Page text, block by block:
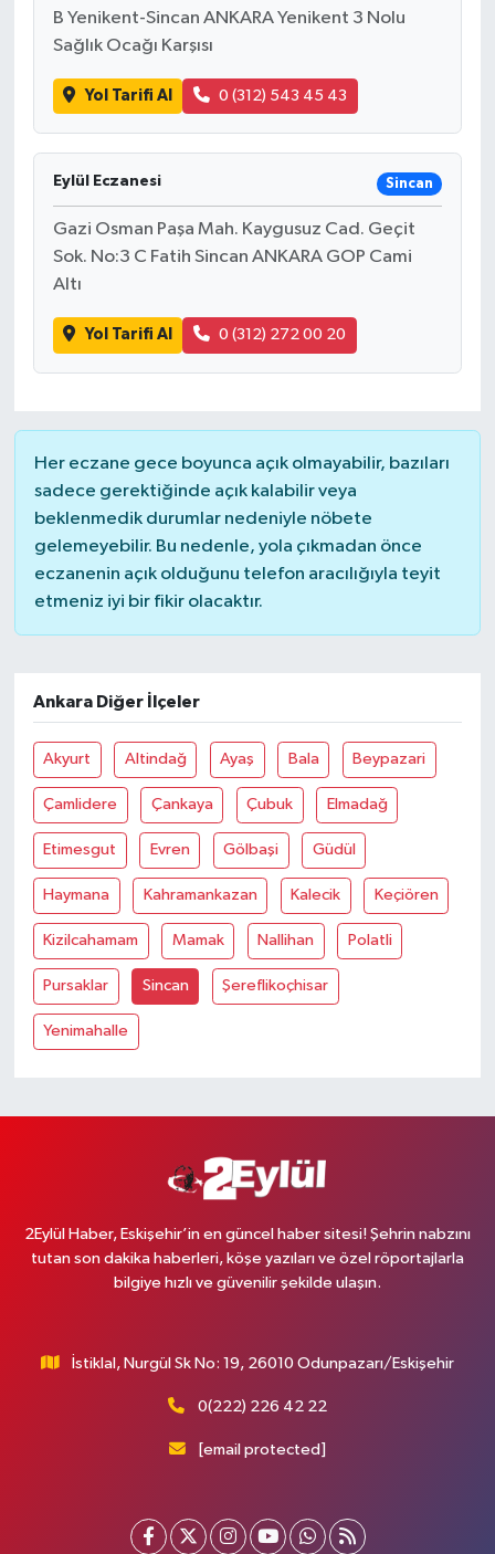
B Yenikent-Sincan ANKARA Yenikent 3 Nolu
Sağlık Ocağı Karşısı
Yol Tarifi Al 0 (312) 543 45 43
Eylül Eczanesi Sincan
Gazi Osman Paşa Mah. Kaygusuz Cad. Geçit
Sok. No:3 C Fatih Sincan ANKARA GOP Cami
Altı
Yol Tarifi Al 0 (312) 272 00 20
Her eczane gece boyunca açık olmayabilir, bazıları
sadece gerektiğinde açık kalabilir veya
beklenmedik durumlar nedeniyle nöbete
gelemeyebilir. Bu nedenle, yola çıkmadan önce
eczanenin açık olduğunu telefon aracılığıyla teyit
etmeniz iyi bir fikir olacaktır.
Ankara Diğer İlçeler
Akyurt Altindağ Ayaş Bala Beypazari
Çamlidere Çankaya Çubuk Elmadağ
Etimesgut Evren Gölbaşi Güdül
Haymana Kahramankazan Kalecik Keçiören
Kizilcahamam Mamak Nallihan Polatli
Pursaklar Sincan Şereflikoçhisar
Yenimahalle
2Eylül Haber, Eskişehir’in en güncel haber sitesi! Şehrin nabzını
tutan son dakika haberleri, köşe yazıları ve özel röportajlarla
bilgiye hızlı ve güvenilir şekilde ulaşın.
İstiklal, Nurgül Sk No: 19, 26010 Odunpazarı/Eskişehir
0(222) 226 42 22
[email protected]